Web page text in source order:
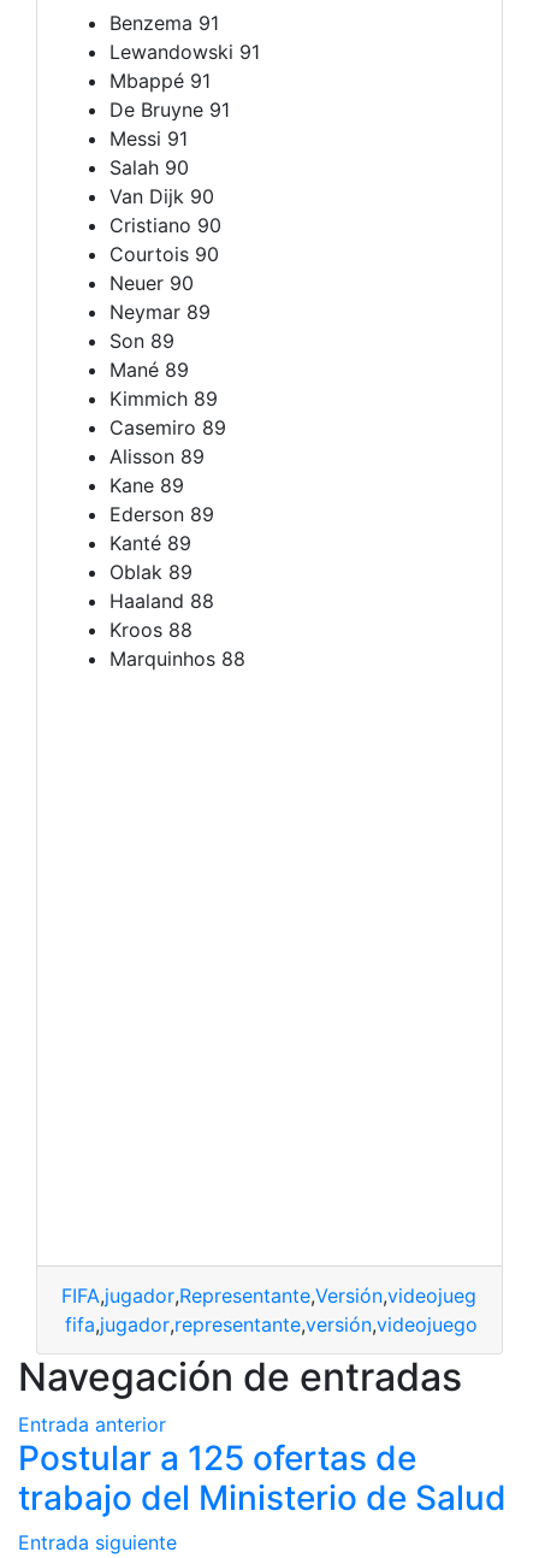
Benzema 91
Lewandowski 91
Mbappé 91
De Bruyne 91
Messi 91
Salah 90
Van Dijk 90
Cristiano 90
Courtois 90
Neuer 90
Neymar 89
Son 89
Mané 89
Kimmich 89
Casemiro 89
Alisson 89
Kane 89
Ederson 89
Kanté 89
Oblak 89
Haaland 88
Kroos 88
Marquinhos 88
FIFA,jugador,Representante,Versión,videojuego
fifa,jugador,representante,versión,videojuego
Navegación de entradas
Entrada anterior
Postular a 125 ofertas de
trabajo del Ministerio de Salud
Entrada siguiente